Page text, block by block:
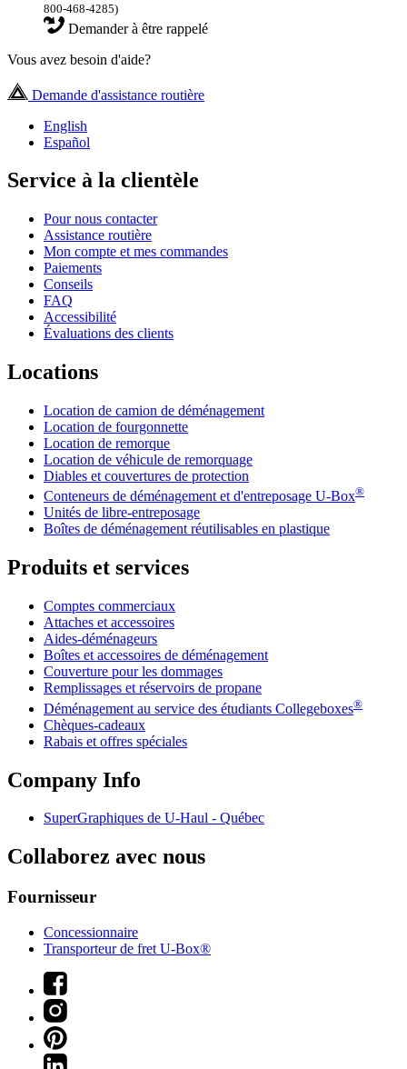
800-468-4285)
Demander à être rappelé
Vous avez besoin d'aide?
Demande d'assistance routière
English
Español
Service à la clientèle
Pour nous contacter
Assistance routière
Mon compte et mes commandes
Paiements
Conseils
FAQ
Accessibilité
Évaluations des clients
Locations
Location de camion de déménagement
Location de fourgonnette
Location de remorque
Location de véhicule de remorquage
Diables et couvertures de protection
Conteneurs de déménagement et d'entreposage U-Box®
Unités de libre-entreposage
Boîtes de déménagement réutilisables en plastique
Produits et services
Comptes commerciaux
Attaches et accessoires
Aides-déménageurs
Boîtes et accessoires de déménagement
Couverture pour les dommages
Remplissages et réservoirs de propane
Déménagement au service des étudiants Collegeboxes®
Chèques-cadeaux
Rabais et offres spéciales
Company Info
SuperGraphiques de U-Haul - Québec
Collaborez avec nous
Fournisseur
Concessionnaire
Transporteur de fret U-Box®